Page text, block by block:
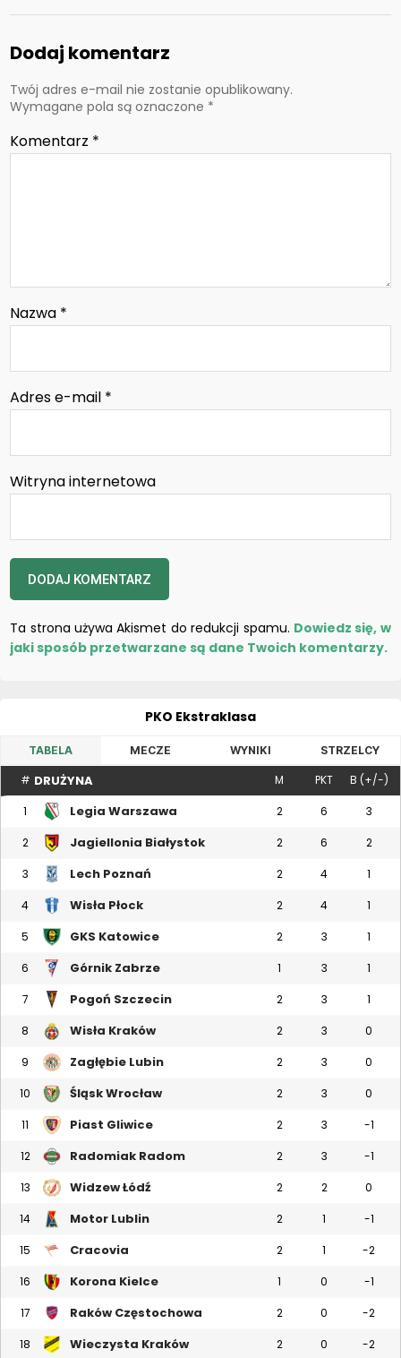
Dodaj komentarz
Twój adres e-mail nie zostanie opublikowany.
Wymagane pola są oznaczone *
Komentarz *
Nazwa *
Adres e-mail *
Witryna internetowa
Ta strona używa Akismet do redukcji spamu. Dowiedz się, w
jaki sposób przetwarzane są dane Twoich komentarzy.
PKO Ekstraklasa
TABELA MECZE WYNIKI STRZELCY
# DRUŻYNA M PKT B (+/-)
1 Legia Warszawa 2 6 3
2 Jagiellonia Białystok 2 6 2
3 Lech Poznań 2 4 1
4 Wisła Płock 2 4 1
5 GKS Katowice 2 3 1
6 Górnik Zabrze 1 3 1
7 Pogoń Szczecin 2 3 1
8 Wisła Kraków 2 3 0
9 Zagłębie Lubin 2 3 0
10 Śląsk Wrocław 2 3 0
11 Piast Gliwice 2 3 -1
12 Radomiak Radom 2 3 -1
13 Widzew Łódź 2 2 0
14 Motor Lublin 2 1 -1
15 Cracovia 2 1 -2
16 Korona Kielce 1 0 -1
17 Raków Częstochowa 2 0 -2
18 Wieczysta Kraków 2 0 -2